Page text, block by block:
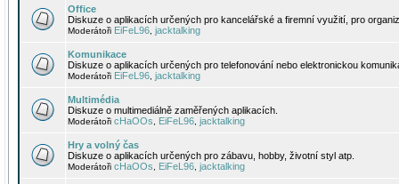
Office
Diskuze o aplikacích určených pro kancelářské a firemní využití, pro
Moderátoři EiFeL96 jacktalking
Komunikace
Diskuze o aplikacích určených pro telefonování nebo elektronickou
Moderátoři EiFeL96 jacktalking
Multimédia
Diskuze o multimediálně zaměřených aplikacích.
Moderátoři cHaOOs EiFeL96 jacktalking
Hry a volný čas
Diskuze o aplikacích určených pro zábavu, hobby, životní styl atp.
Moderátoři cHaOOs EiFeL96 jacktalking